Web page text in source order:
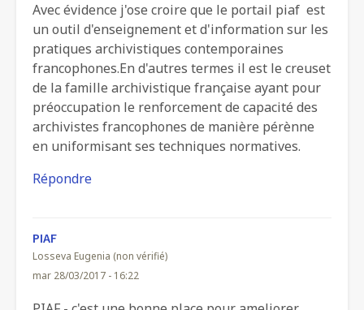
Avec évidence j'ose croire que le portail piaf est
un outil d'enseignement et d'information sur les
pratiques archivistiques contemporaines
francophones.En d'autres termes il est le creuset
de la famille archivistique française ayant pour
préoccupation le renforcement de capacité des
archivistes francophones de manière pérènne
en uniformisant ses techniques normatives.
Répondre
PIAF
Losseva Eugenia (non vérifié)
mar 28/03/2017 - 16:22